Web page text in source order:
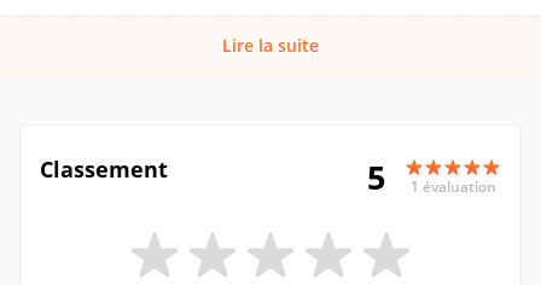
Lire la suite
Classement 5 1 évaluation